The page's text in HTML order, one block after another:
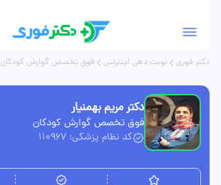
دکتر فوری نوبت دهی اینترنتی فوق تخصص گوارش کودکان
دکتر مریم بهمنیار
فوق تخصص گوارش کودکان
کد نظام پزشکی: 110967